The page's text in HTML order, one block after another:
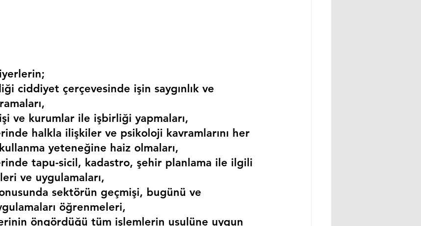
ciddiyet çerçevesinde işin saygınlık ve
ve kurumlar ile işbirliği yapmaları,
halkla ilişkiler ve psikoloji kavramlarını her
yeteneğine haiz olmaları,
tapu-sicil, kadastro, şehir planlama ile ilgili
ve uygulamaları,
sektörün geçmişi, bugünü ve
öğrenmeleri,
öngördüğü tüm işlemlerin usulüne uygun